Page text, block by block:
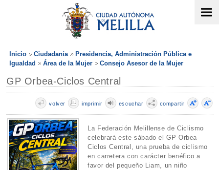
Inicio Ciudadanía
Presidencia, Administración Pública e
Igualdad
Área de la Mujer Consejo Asesor de la Mujer
GP Orbea-Ciclos Central
compartir
escuchar
imprimir
volver
La Federación Melillense de Ciclismo
celebrará este sábado el GP Orbea-
Ciclos Central, una prueba de ciclismo
en carretera con carácter benéfico a
favor del pequeño Liam, un niño